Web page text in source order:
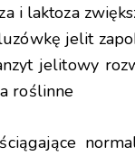
i laktoza
jelit
jelitowy
roślinne